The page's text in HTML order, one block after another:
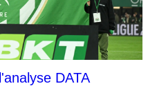
DATA